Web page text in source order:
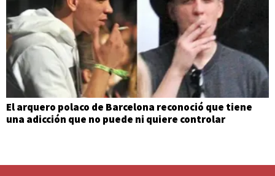
El arquero polaco de Barcelona reconoció que tiene
una adicción que no puede ni quiere controlar